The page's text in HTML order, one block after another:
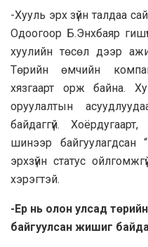
-Хууль эрх зүйн талдаа
Одоогоор Б.Энхбаяр
хуулийн төсөл дээр
Төрийн өмчийн
хязгаарт орж байна.
оруулалтын
байдаггүй.
шинээр байгуулагдсан
эрхзүйн статус
хэрэгтэй.
-Ер нь олон улсад
байгуулсан жишиг